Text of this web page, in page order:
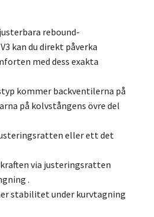
rebound-
kan du direkt påverka
med dess exakta
kommer backventilerna på
på kolvstångens övre del
eller ett det
via justeringsratten
.
stabilitet under kurvtagning